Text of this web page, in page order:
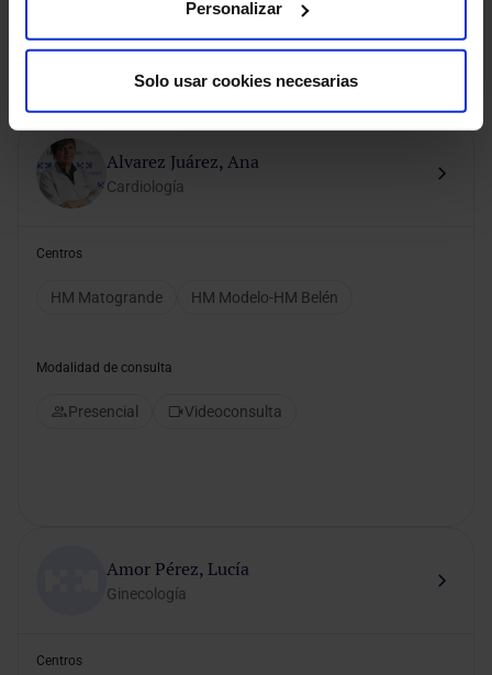
Personalizar
Solo usar cookies necesarias
Pedir cita
Alvarez Juárez, Ana
Cardiología
Centros
HM Matogrande HM Modelo-HM Belén
Modalidad de consulta
Presencial Videoconsulta
Amor Pérez, Lucía
Ginecología
Centros